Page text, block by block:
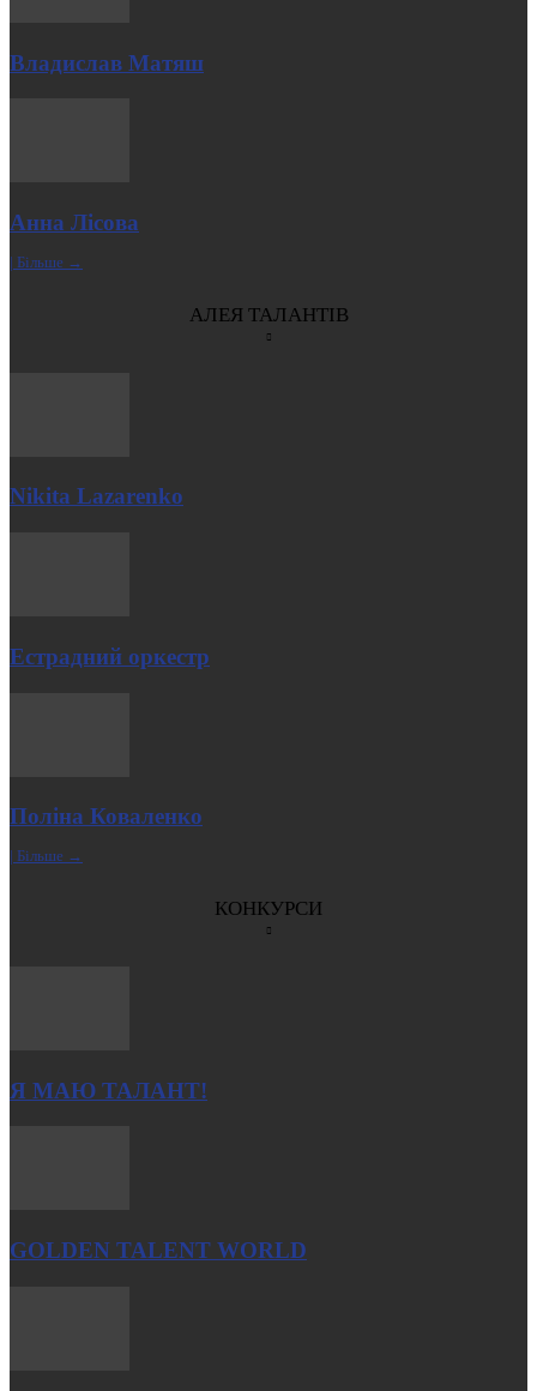
Владислав Матяш
Анна Лісова
| Більше →
АЛЕЯ ТАЛАНТІВ
Nikita Lazarenko
Естрадний оркестр
Поліна Коваленко
| Більше →
КОНКУРСИ
Я МАЮ ТАЛАНТ!
GOLDEN TALENT WORLD